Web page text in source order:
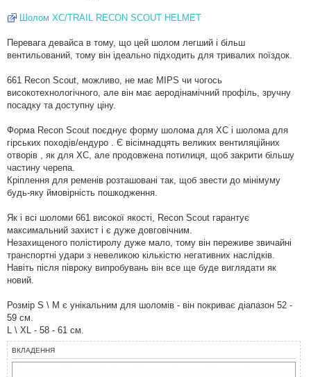
Шолом XC/TRAIL RECON SCOUT HELMET
Перевага девайса в тому, що цей шолом легший і більш
вентильований, тому він ідеально підходить для тривалих поїздок.
661 Recon Scout, можливо, не має MIPS чи чогось
високотехнологічного, але він має аеродінамічний профіль, зручну
посадку та доступну ціну.
Форма Recon Scout поєднує форму шолома для XC і шолома для
гірських походів/ендуро . Є вісімнадцять великих вентиляційних
отворів , як для XC, але продовжена потилиця, щоб закрити більшу
частину черепа.
Кріплення для ременів розташовані так, щоб звести до мінімуму
будь-яку ймовірність пошкодження.
Як і всі шоломи 661 високої якості, Recon Scout гарантує
максимальний захист і є дуже довговічним.
Незахищеного полістиролу дуже мало, тому він переживе звичайні
транспортні удари з невеликою кількістю негативних наслідків.
Навіть після півроку випробувань він все ще буде виглядати як
новий.
Розмір S \ M є унікальним для шоломів - він покриває діапазон 52 -
59 см.
L \ XL - 58 - 61 см.
ВКЛАДЕННЯ